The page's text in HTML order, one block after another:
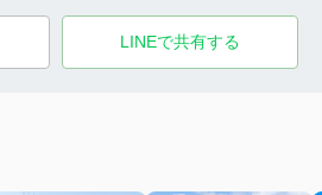
LINEで共有する